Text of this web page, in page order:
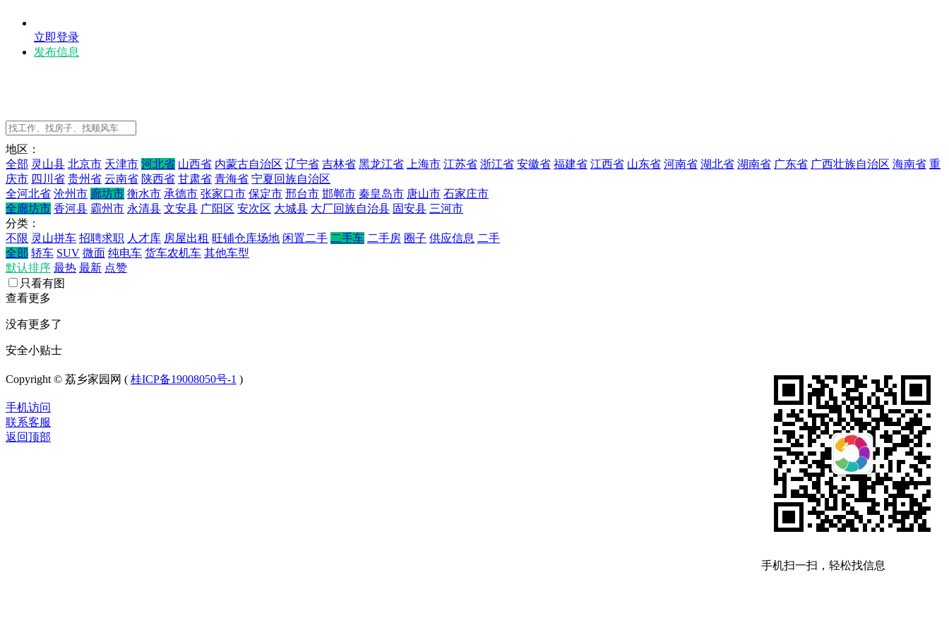
立即登录
发布信息
地区：
全部 灵山县 北京市 天津市 河北省 山西省 内蒙古自治区 辽宁省 吉林省 黑龙江省 上海市 江苏省 浙江省 安徽省 福建省 江西省 山东省 河南省 湖北省 湖南省 广东省 广西壮族自治区 海南省 重
庆市 四川省 贵州省 云南省 陕西省 甘肃省 青海省 宁夏回族自治区
全河北省 沧州市 廊坊市 衡水市 承德市 张家口市 保定市 邢台市 邯郸市 秦皇岛市 唐山市 石家庄市
全廊坊市 香河县 霸州市 永清县 文安县 广阳区 安次区 大城县 大厂回族自治县 固安县 三河市
分类：
不限 灵山拼车 招聘求职 人才库 房屋出租 旺铺仓库场地 闲置二手 二手车 二手房 圈子 供应信息 二手
全部 轿车 SUV 微面 纯电车 货车农机车 其他车型
默认排序 最热 最新 点赞
只看有图
查看更多
没有更多了
安全小贴士
手机扫一扫，轻松找信息
Copyright © 荔乡家园网 ( 桂ICP备19008050号-1 )
手机访问
联系客服
返回顶部